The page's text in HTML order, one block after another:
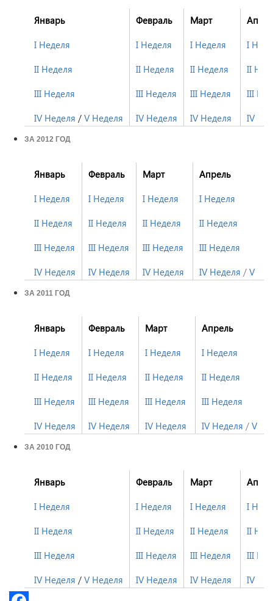
Январь
I Неделя
II Неделя
III Неделя
IV Неделя / V Неделя
Февраль
I Неделя
II Неделя
III Неделя
IV Неделя
Март
I Неделя
II Неделя
III Неделя
IV Неделя
I
II
III
IV
ЗА 2012 ГОД
Январь
I Неделя
II Неделя
III Неделя
IV Неделя
Февраль
I Неделя
II Неделя
III Неделя
IV Неделя
Март
I Неделя
II Неделя
III Неделя
IV Неделя
Апрель
I Неделя
II Неделя
III Неделя
IV Неделя / V
ЗА 2011 ГОД
Январь
I Неделя
II Неделя
III Неделя
IV Неделя
Февраль
I Неделя
II Неделя
III Неделя
IV Неделя
Март
I Неделя
II Неделя
III Неделя
IV Неделя
Апрель
I Неделя
II Неделя
III Неделя
IV Неделя / V
ЗА 2010 ГОД
Январь
I Неделя
II Неделя
III Неделя
IV Неделя / V Неделя
Февраль
I Неделя
II Неделя
III Неделя
IV Неделя
Март
I Неделя
II Неделя
III Неделя
IV Неделя
I
II
III
IV